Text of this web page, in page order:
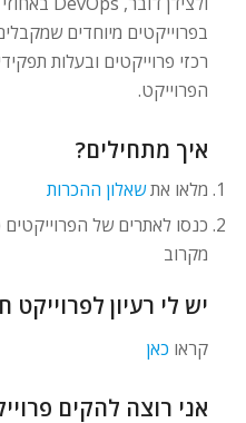
בפרוייקטים מיוחדים שמקבלים
רכזי פרוייקטים ובעלות
הפרוייקט.
איך מתחילים?
מלאו אתשאלון ההכרות
כנסו לאתרים של הפרוייקטים
מקרוב
יש לי רעיון לפרוייקט
קראו כאן
אני רוצה להקים